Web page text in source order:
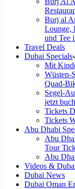
Burj al
Lounge,
und Tee
Travel Deals
Dubai Specials
Mit
Wüsten-
Quad-
Segel-
jetzt
Tickets
Tickets
Abu Dhabi
Abu
Tour
Abu
Videos &
Dubai News
Dubai Oman